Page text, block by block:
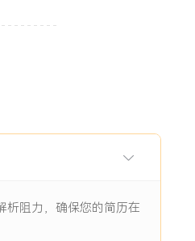
9484阅读
析阻力，确保您的简历在